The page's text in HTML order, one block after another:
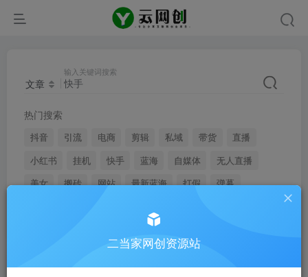
文章
输入关键词搜索
热门搜索
抖音 引流 电商 剪辑 私域 带货
直播
小红书
挂机 快手 蓝海 自媒体
无人直播
美女
搬砖 网站 最新蓝海 打假
弹幕
文章 用户
二当家网创资源站